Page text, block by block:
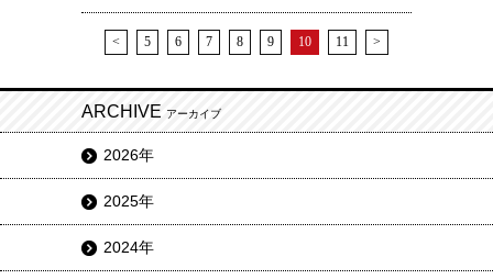
< 5 6 7 8 9 10 11 >
ARCHIVE アーカイブ
2026年
2025年
2024年